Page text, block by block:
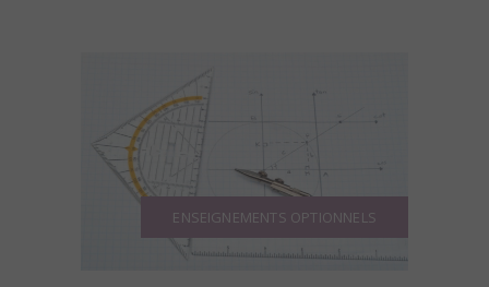
ENSEIGNEMENTS OPTIONNELS